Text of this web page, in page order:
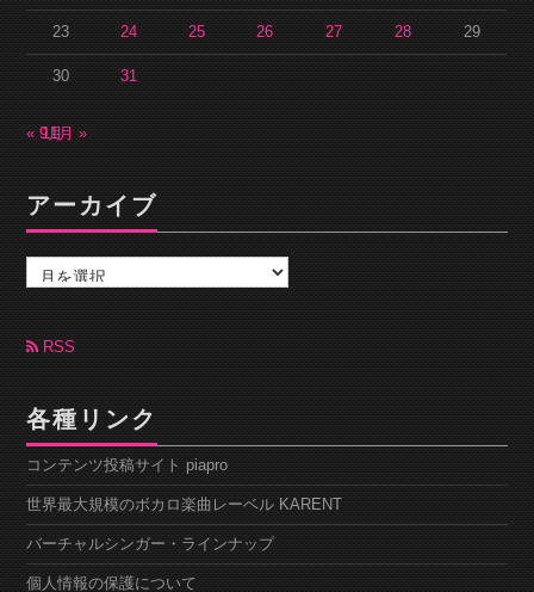
23 24 25 26 27 28 29
30 31
« 9月
11月 »
アーカイブ
カ
ブ RSS
各種リンク
コンテンツ投稿サイト piapro
世界最大規模のボカロ楽曲レーベル KARENT
バーチャルシンガー・ラインナップ
個人情報の保護について